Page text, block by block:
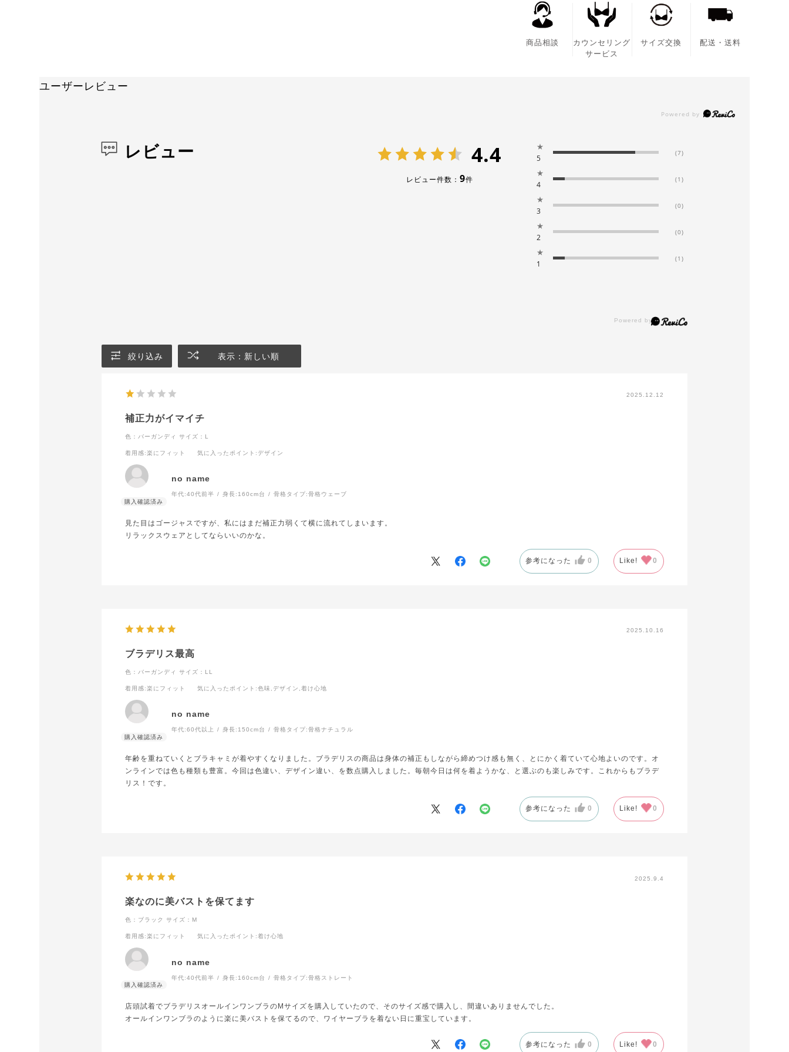
商品相談
カウンセリング
サービス
サイズ交換 配送・送料
ユーザーレビュー
レビュー 4.4
レビュー件数： 9件
★
5
(7)
★
4
(1)
★
3
(0)
★
2
(0)
★
1
(1)
絞り込み 表示：新しい順
2025.12.12
補正力がイマイチ
色：バーガンディ サイズ：L
着用感:楽にフィット 気に入ったポイント :デザイン
no name
年代:40代前半 身長: 160cm台 骨格タイプ:骨格ウェーブ
見た目はゴージャスですが、私にはまだ補正力弱くて横に流れてしまいます。
リラックスウェアとしてならいいのかな。
参考になった 0 Like! 0
2025.10.16
ブラデリス最高
色：バーガンディ サイズ：LL
着用感:楽にフィット 気に入ったポイント :色味,デザイン,着け心地
no name
年代:60代以上 身長: 150cm台 骨格タイプ:骨格ナチュラル
年齢を重ねていくとブラキャミが着やすくなりました。ブラデリスの商品は身体の補正もしながら締めつけ感も無く、とにかく着ていて心地よいのです。オ
ンラインでは色も種類も豊富。今回は色違い、デザイン違い、を数点購入しました。毎朝今日は何を着ようかな、と選ぶのも楽しみです。これからもブラデ
リス！です。
参考になった 0 Like! 0
2025.9.4
楽なのに美バストを保てます
色：ブラック サイズ：M
着用感:楽にフィット 気に入ったポイント :着け心地
no name
年代:40代前半 身長: 160cm台 骨格タイプ:骨格ストレート
店頭試着でブラデリスオールインワンブラのMサイズを購入していたので、そのサイズ感で購入し、間違いありませんでした。
オールインワンブラのように楽に美バストを保てるので、ワイヤーブラを着ない日に重宝しています。
参考になった 0 Like! 0